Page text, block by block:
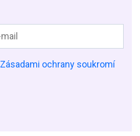
Zásadami ochrany soukromí